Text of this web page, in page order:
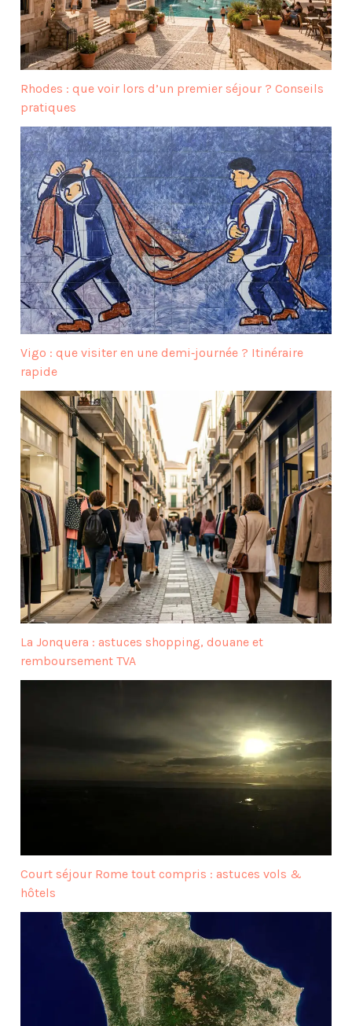
Rhodes : que voir lors d’un premier séjour ? Conseils
pratiques
Vigo : que visiter en une demi‑journée ? Itinéraire
rapide
La Jonquera : astuces shopping, douane et
remboursement TVA
Court séjour Rome tout compris : astuces vols &
hôtels